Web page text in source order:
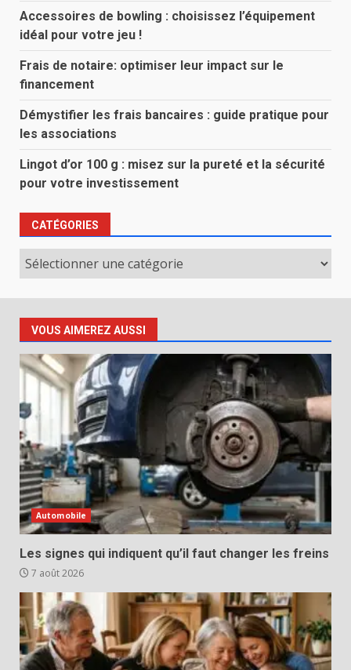
Accessoires de bowling : choisissez l’équipement
idéal pour votre jeu !
Frais de notaire: optimiser leur impact sur le
financement
Démystifier les frais bancaires : guide pratique pour
les associations
Lingot d’or 100 g : misez sur la pureté et la sécurité
pour votre investissement
CATÉGORIES
Catégories
VOUS AIMEREZ AUSSI
Automobile
Les signes qui indiquent qu’il faut changer les freins
7 août 2026